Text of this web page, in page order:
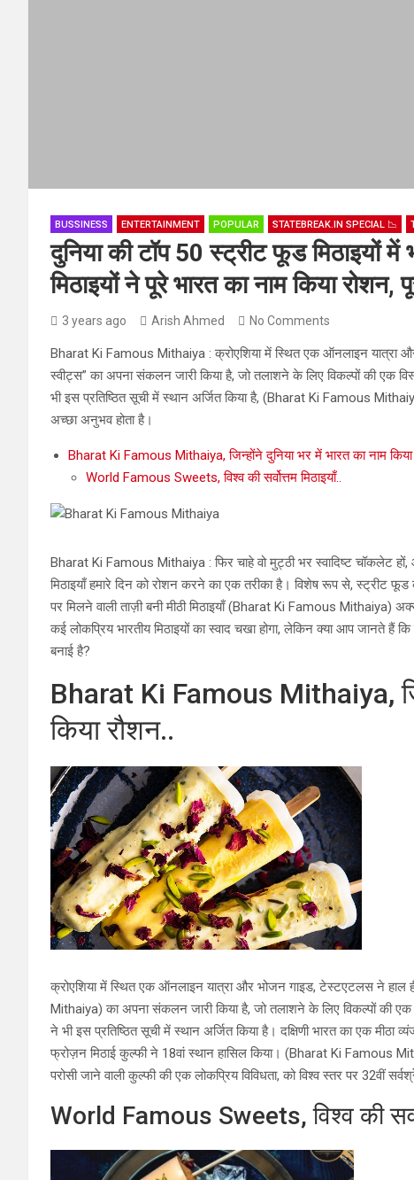
BUSSINESS ENTERTAINMENT POPULAR STATEBREAK.IN SPECIAL 📉
दुनिया की टॉप 50 स्ट्रीट फूड मिठाइयों में
मिठाइयों ने पूरे भारत का नाम किया रोशन,
3 years ago Arish Ahmed No Comments
Bharat Ki Famous Mithaiya : क्रोएशिया में स्थित एक ऑनलाइन यात्रा
स्वीट्स” का अपना संकलन जारी किया है, जो तलाशने के लिए विकल्पों की एक
भी इस प्रतिष्ठित सूची में स्थान अर्जित किया है, (Bharat Ki Famous
अच्छा अनुभव होता है।
Bharat Ki Famous Mithaiya, जिन्होंने दुनिया भर में भारत का नाम किया
World Famous Sweets, विश्व की सर्वोत्तम मिठाइयाँ..
Bharat Ki Famous Mithaiya : फिर चाहे वो मुट्ठी भर स्वादिष्ट चॉकलेट हों,
मिठाइयाँ हमारे दिन को रोशन करने का एक तरीका है। विशेष रूप से, स्ट्रीट
पर मिलने वाली ताज़ी बनी मीठी मिठाइयाँ (Bharat Ki Famous
कई लोकप्रिय भारतीय मिठाइयों का स्वाद चखा होगा, लेकिन क्या आप जानते हैं
बनाई है?
Bharat Ki Famous Mithaiya,
किया रौशन..
क्रोएशिया में स्थित एक ऑनलाइन यात्रा और भोजन गाइड, टेस्टएटलस ने हाल
Mithaiya) का अपना संकलन जारी किया है, जो तलाशने के लिए विकल्पों की
ने भी इस प्रतिष्ठित सूची में स्थान अर्जित किया है। दक्षिणी भारत का एक मीठा
फ्रोज़न मिठाई कुल्फी ने 18वां स्थान हासिल किया। (Bharat Ki Famous
परोसी जाने वाली कुल्फी की एक लोकप्रिय विविधता, को विश्व स्तर पर 32वीं
World Famous Sweets, विश्व की